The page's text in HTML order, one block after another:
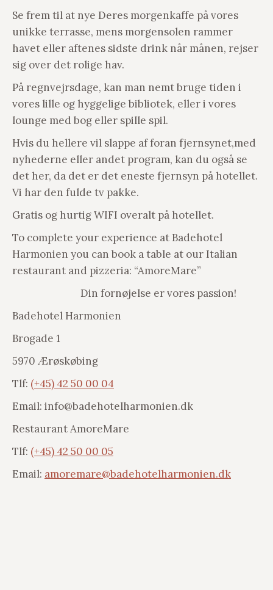
Se frem til at nye Deres morgenkaffe på vores
unikke terrasse, mens morgensolen rammer
havet eller aftenes sidste drink når månen, rejser
sig over det rolige hav.
På regnvejrsdage, kan man nemt bruge tiden i
vores lille og hyggelige bibliotek, eller i vores
lounge med bog eller spille spil.
Hvis du hellere vil slappe af foran fjernsynet,med
nyhederne eller andet program, kan du også se
det her, da det er det eneste fjernsyn på hotellet.
Vi har den fulde tv pakke.
Gratis og hurtig WIFI overalt på hotellet.
To complete your experience at Badehotel
Harmonien you can book a table at our Italian
restaurant and pizzeria: “AmoreMare”
Din fornøjelse er vores passion!
Badehotel Harmonien
Brogade 1
5970 Ærøskøbing
Tlf: (+45) 42 50 00 04
Email: info@badehotelharmonien.dk
Restaurant AmoreMare
Tlf: (+45) 42 50 00 05
Email: amoremare@badehotelharmonien.dk